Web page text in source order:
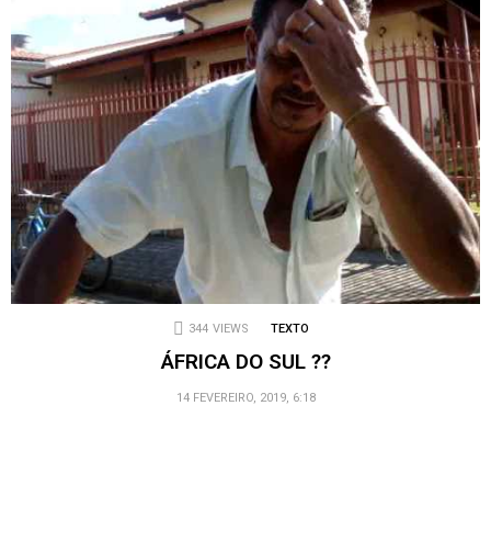
344 VIEWS TEXTO
ÁFRICA DO SUL ??
14 FEVEREIRO, 2019, 6:18